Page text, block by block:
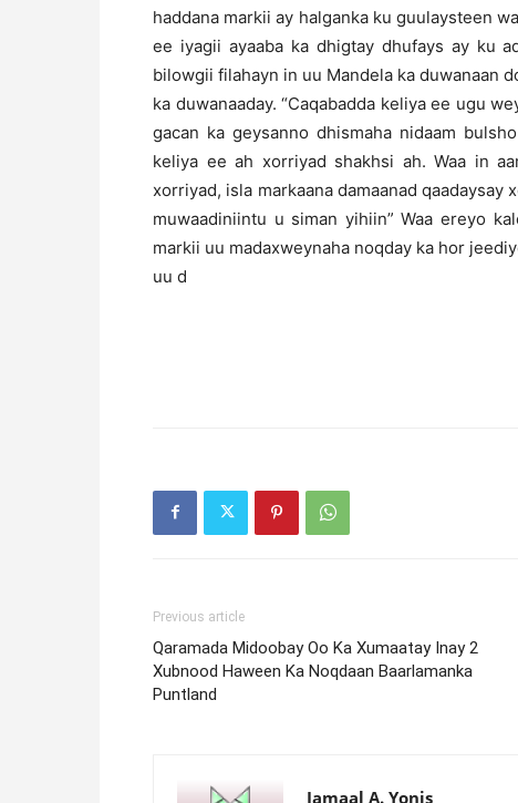
haddana markii ay halganka ku guulaysteen
ee iyagii ayaaba ka dhigtay dhufays ay ku
bilowgii filahayn in uu Mandela ka duwanaan
ka duwanaaday. “Caqabadda keliya ee ugu
gacan ka geysanno dhismaha nidaam
keliya ee ah xorriyad shakhsi ah. Waa in
xorriyad, isla markaana damaanad qaadaysay
muwaadiniintu u siman yihiin” Waa ereyo
markii uu madaxweynaha noqday ka hor
uu d
Previous article
Qaramada Midoobay Oo Ka Xumaatay Inay 2
Xubnood Haween Ka Noqdaan Baarlamanka
Puntland
Jamaal A. Yonis